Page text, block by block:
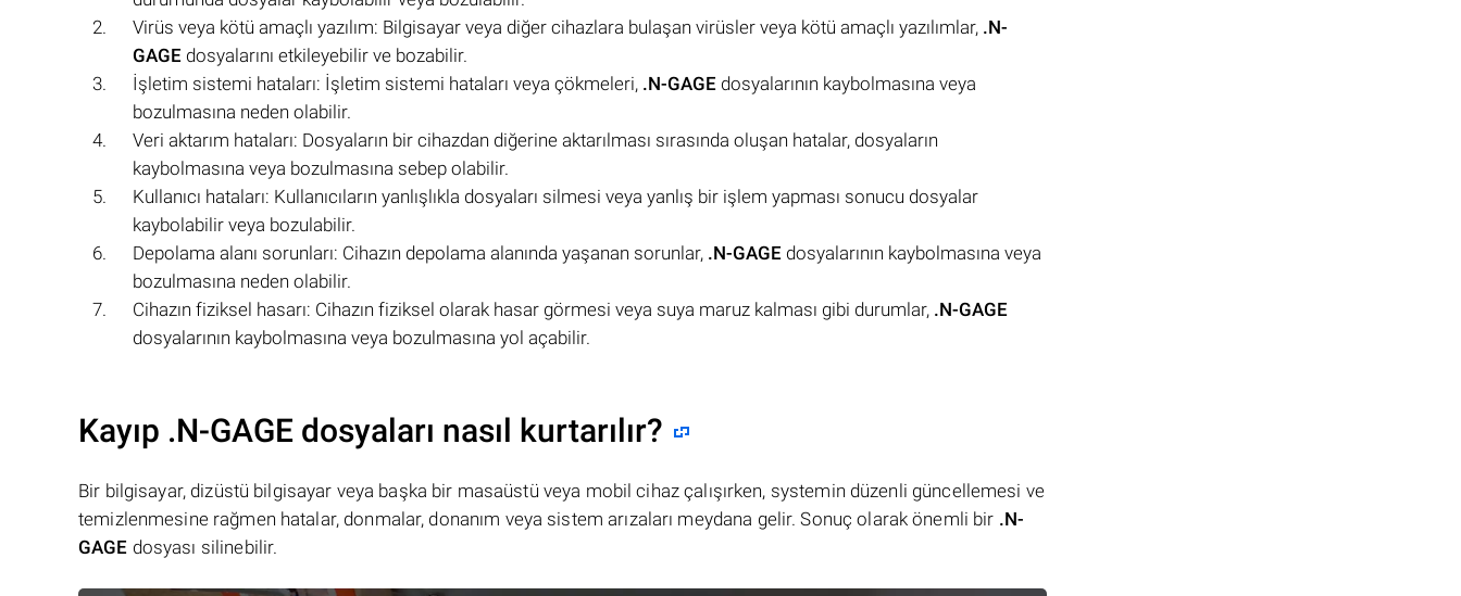
Virüs veya kötü amaçlı yazılım: Bilgisayar veya diğer cihazlara bulaşan virüsler veya kötü amaçlı yazılımlar, .N-
GAGE dosyalarını etkileyebilir ve bozabilir.
İşletim sistemi hataları: İşletim sistemi hataları veya çökmeleri, .N-GAGE dosyalarının kaybolmasına veya
bozulmasına neden olabilir.
Veri aktarım hataları: Dosyaların bir cihazdan diğerine aktarılması sırasında oluşan hatalar, dosyaların
kaybolmasına veya bozulmasına sebep olabilir.
Kullanıcı hataları: Kullanıcıların yanlışlıkla dosyaları silmesi veya yanlış bir işlem yapması sonucu dosyalar
kaybolabilir veya bozulabilir.
Depolama alanı sorunları: Cihazın depolama alanında yaşanan sorunlar, .N-GAGE dosyalarının kaybolmasına veya
bozulmasına neden olabilir.
Cihazın fiziksel hasarı: Cihazın fiziksel olarak hasar görmesi veya suya maruz kalması gibi durumlar, .N-GAGE
dosyalarının kaybolmasına veya bozulmasına yol açabilir.
Kayıp .N-GAGE dosyaları nasıl kurtarılır?
Bir bilgisayar, dizüstü bilgisayar veya başka bir masaüstü veya mobil cihaz çalışırken, systemin düzenli güncellemesi ve
temizlenmesine rağmen hatalar, donmalar, donanım veya sistem arızaları meydana gelir. Sonuç olarak önemli bir .N-
GAGE dosyası silinebilir.